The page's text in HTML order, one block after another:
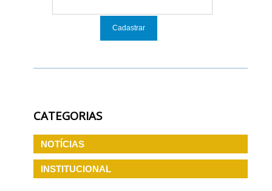
CATEGORIAS
NOTÍCIAS
INSTITUCIONAL